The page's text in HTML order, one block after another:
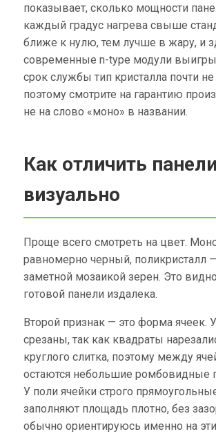
показывает, сколько мощности
каждый градус нагрева свыше
ближе к нулю, тем лучше в жару, и
современные n-type модули
срок службы тип кристалла почти не
поэтому смотрите на гарантию
не на слово «моно» в названии.
Как отличить панели
визуально
Проще всего смотреть на цвет.
равномерно черный, поликристалл
заметной мозаикой зерен. Это
готовой панели издалека.
Второй признак — это форма ячеек.
срезаны, так как квадраты
круглого слитка, поэтому между
остаются небольшие ромбовидные
У поли ячейки строго
заполняют площадь плотно, без
обычно ориентируюсь именно на